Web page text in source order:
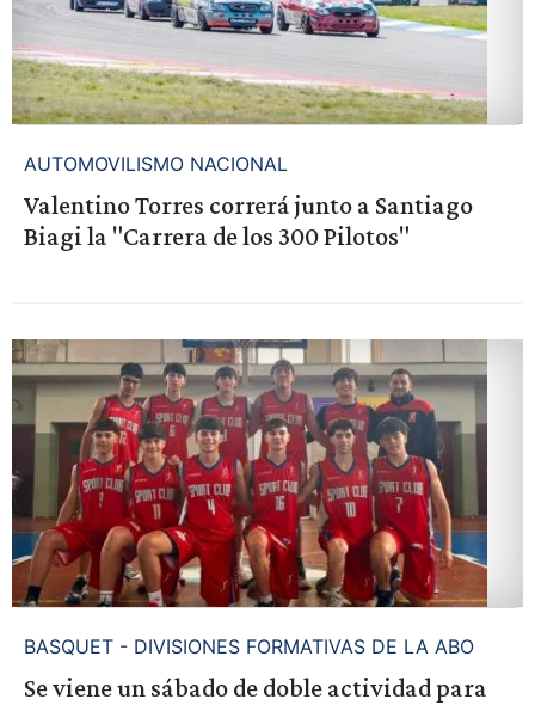
AUTOMOVILISMO NACIONAL
Valentino Torres correrá junto a Santiago
Biagi la "Carrera de los 300 Pilotos"
BASQUET - DIVISIONES FORMATIVAS DE LA ABO
Se viene un sábado de doble actividad para